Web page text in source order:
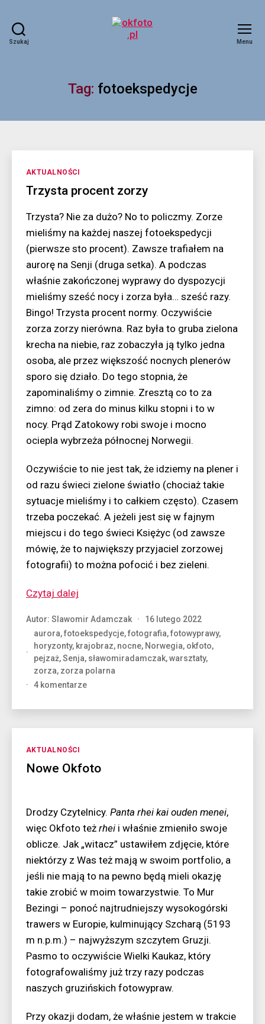
Szukaj Menu
Tag: fotoekspedycje
Kategorie
AKTUALNOŚCI
Trzysta procent zorzy
Trzysta? Nie za dużo? No to policzmy. Zorze
mieliśmy na każdej naszej fotoekspedycji
(pierwsze sto procent). Zawsze trafiałem na
aurorę na Senji (druga setka). A podczas
właśnie zakończonej wyprawy do dyspozycji
mieliśmy sześć nocy i zorza była… sześć razy.
Bingo! Trzysta procent normy. Oczywiście
zorza zorzy nierówna. Raz była to gruba zielona
krecha na niebie, raz zobaczyła ją tylko jedna
osoba, ale przez większość nocnych plenerów
sporo się działo. Do tego stopnia, że
zapominaliśmy o zimnie. Zresztą co to za
zimno: od zera do minus kilku stopni i to w
nocy. Prąd Zatokowy robi swoje i mocno
ociepla wybrzeża północnej Norwegii.
Oczywiście to nie jest tak, że idziemy na plener i
od razu świeci zielone światło (chociaż takie
sytuacje mieliśmy i to całkiem często). Czasem
trzeba poczekać. A jeżeli jest się w fajnym
miejscu i do tego świeci Księżyc (od zawsze
mówię, że to największy przyjaciel zorzowej
fotografii) to można pofocić i bez zieleni.
Czytaj dalej
zorzy”
Autor: Slawomir Adamczak
16 lutego 2022
aurora,fotoekspedycje,fotografia,fotowyprawy,
horyzonty, krajobraz, nocne, Norwegia, okfoto,
pejzaż,Senja, sławomiradamczak,warsztaty,
zorza, zorza polarna
4 komentarzedo
procent
Kategorie
AKTUALNOŚCI
Nowe Okfoto
Drodzy Czytelnicy. Panta rhei kai ouden menei,
więc Okfoto też rhei i właśnie zmieniło swoje
oblicze. Jak „witacz” ustawiłem zdjęcie, które
niektórzy z Was też mają w swoim portfolio, a
jeśli nie mają to na pewno będą mieli okazję
takie zrobić w moim towarzystwie. To Mur
Bezingi – ponoć najtrudniejszy wysokogórski
trawers w Europie, kulminujący Szcharą (5193
m n.p.m.) – najwyższym szczytem Gruzji.
Pasmo to oczywiście Wielki Kaukaz, który
fotografowaliśmy już trzy razy podczas
naszych gruzińskich fotowypraw.
Przy okazji dodam, że właśnie jestem w trakcie